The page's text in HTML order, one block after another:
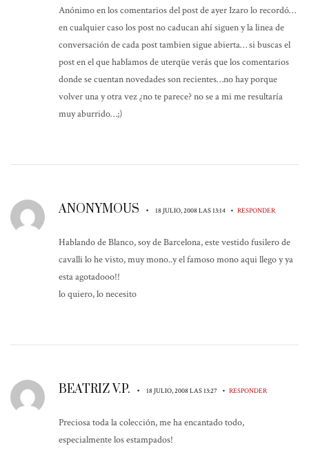
Anónimo en los comentarios del post de ayer Izaro lo recordó…
en cualquier caso los post no caducan ahí siguen y la linea de
conversación de cada post tambien sigue abierta… si buscas el
post en el que hablamos de uterqüe verás que los comentarios
donde se cuentan novedades son recientes…no hay porque
volver una y otra vez ¿no te parece? no se a mi me resultaría
muy aburrido…;)
ANONYMOUS • 18 JULIO, 2008 LAS 13:14 • RESPONDER
Hablando de Blanco, soy de Barcelona, este vestido fusilero de
cavalli lo he visto, muy mono..y el famoso mono aqui llego y ya
esta agotadooo!!
lo quiero, lo necesito
BEATRIZ V.P. • 18 JULIO, 2008 LAS 13:27 • RESPONDER
Preciosa toda la colección, me ha encantado todo,
especialmente los estampados!